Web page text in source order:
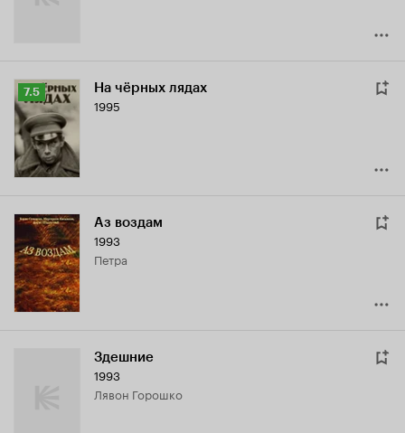
Рейтинг
Кинопоиска
7.5
7.5 На чёрных лядах
1995
Аз воздам
1993
Петра
Здешние
1993
Лявон Горошко